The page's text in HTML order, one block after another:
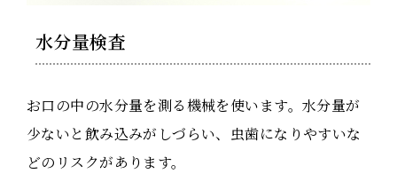
水分量検査
お口の中の水分量を測る機械を使います。水分量が
少ないと飲み込みがしづらい、虫歯になりやすいな
どのリスクがあります。